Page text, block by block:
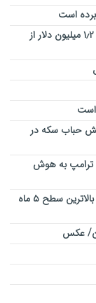
است
ابزار معروف کرک ویندوز، بدافزار از آب درآمد/ سرقت ۱٫۲ میلیون دلار از
حباب سکه در
ترامپ به هوش
قیمت دلار امروز ۱۴ آذر ۱۴۰۲/ قیمت دلار مبادله‌ای در بالاترین سطح ۵ ماه
عکس